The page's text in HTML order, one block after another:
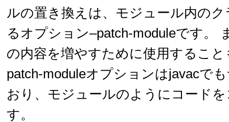
ルの置き換えは、モジュール内の
るオプション–patch-moduleです。
の内容を増やすために使用するこ
patch-moduleオプションはjavacで
おり、モジュールのようにコード
す。